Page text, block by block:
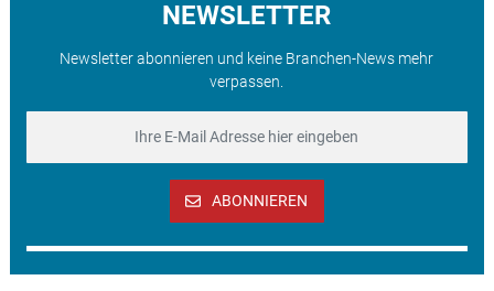
NEWSLETTER
Newsletter abonnieren und keine Branchen-News mehr
verpassen.
ABONNIEREN